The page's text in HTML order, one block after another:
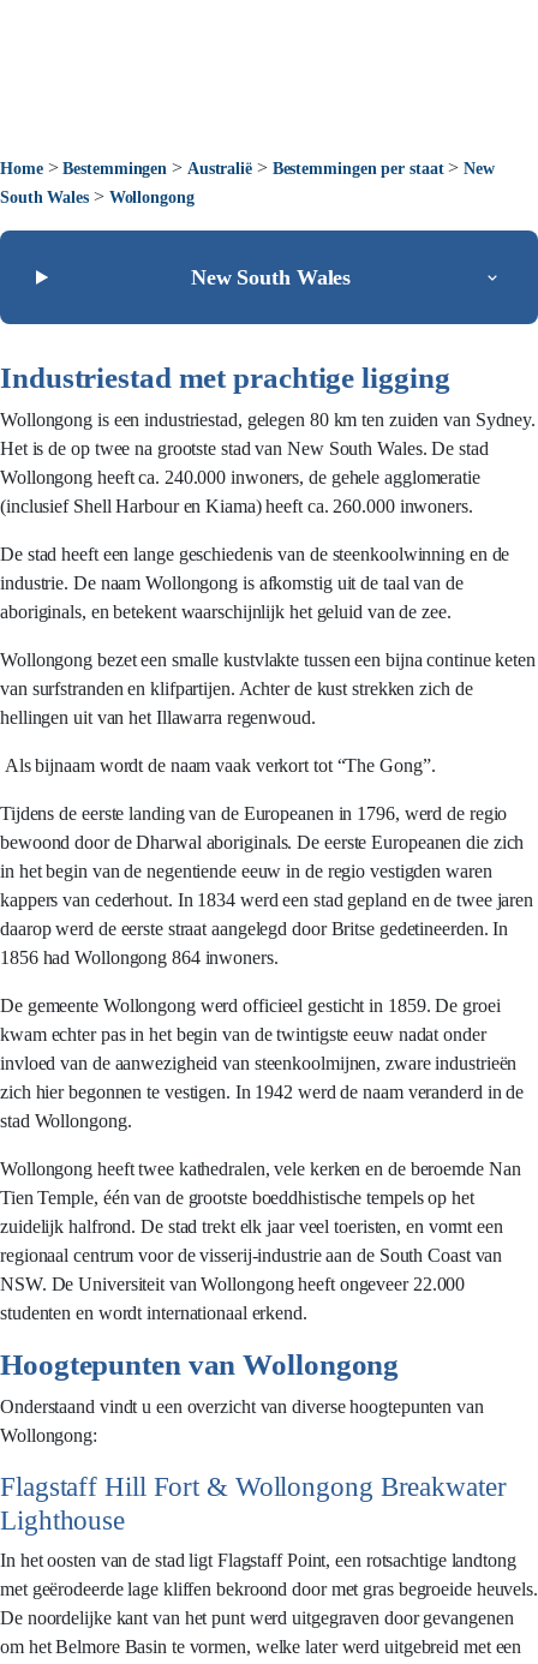
Home>Bestemmingen > Australië> Bestemmingen per staat>New
South Wales> Wollongong
New South Wales
Industriestad met prachtige ligging
Wollongong is een industriestad, gelegen 80 km ten zuiden van Sydney.
Het is de op twee na grootste stad van New South Wales. De stad
Wollongong heeft ca. 240.000 inwoners, de gehele agglomeratie
(inclusief Shell Harbour en Kiama) heeft ca. 260.000 inwoners.
De stad heeft een lange geschiedenis van de steenkoolwinning en de
industrie. De naam Wollongong is afkomstig uit de taal van de
aboriginals, en betekent waarschijnlijk het geluid van de zee.
Wollongong bezet een smalle kustvlakte tussen een bijna continue keten
van surfstranden en klifpartijen. Achter de kust strekken zich de
hellingen uit van het Illawarra regenwoud.
Als bijnaam wordt de naam vaak verkort tot “The Gong”.
Tijdens de eerste landing van de Europeanen in 1796, werd de regio
bewoond door de Dharwal aboriginals. De eerste Europeanen die zich
in het begin van de negentiende eeuw in de regio vestigden waren
kappers van cederhout. In 1834 werd een stad gepland en de twee jaren
daarop werd de eerste straat aangelegd door Britse gedetineerden. In
1856 had Wollongong 864 inwoners.
De gemeente Wollongong werd officieel gesticht in 1859. De groei
kwam echter pas in het begin van de twintigste eeuw nadat onder
invloed van de aanwezigheid van steenkoolmijnen, zware industrieën
zich hier begonnen te vestigen. In 1942 werd de naam veranderd in de
stad Wollongong.
Wollongong heeft twee kathedralen, vele kerken en de beroemde Nan
Tien Temple, één van de grootste boeddhistische tempels op het
zuidelijk halfrond. De stad trekt elk jaar veel toeristen, en vormt een
regionaal centrum voor de visserij-industrie aan de South Coast van
NSW. De Universiteit van Wollongong heeft ongeveer 22.000
studenten en wordt internationaal erkend.
Hoogtepunten van Wollongong
Onderstaand vindt u een overzicht van diverse hoogtepunten van
Wollongong:
Flagstaff Hill Fort & Wollongong Breakwater
Lighthouse
In het oosten van de stad ligt Flagstaff Point, een rotsachtige landtong
met geërodeerde lage kliffen bekroond door met gras begroeide heuvels.
De noordelijke kant van het punt werd uitgegraven door gevangenen
om het Belmore Basin te vormen, welke later werd uitgebreid met een